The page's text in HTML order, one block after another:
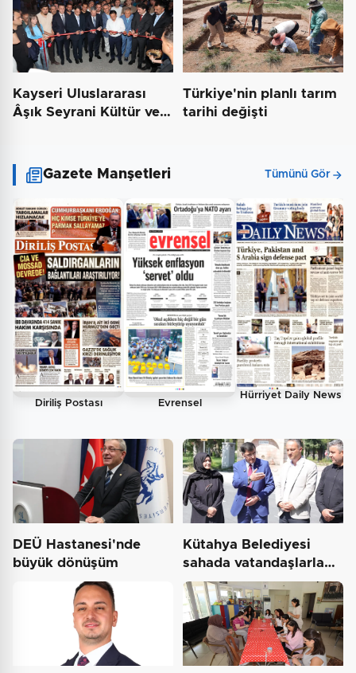
Kayseri Uluslararası
Âşık Seyrani Kültür ve
Türkiye'nin planlı tarım
tarihi değişti
Gazete Manşetleri Tümünü Gör
Diriliş Postası Evrensel
Hürriyet Daily News
DEÜ Hastanesi'nde
büyük dönüşüm
Kütahya Belediyesi
sahada vatandaşlarla
buluştu